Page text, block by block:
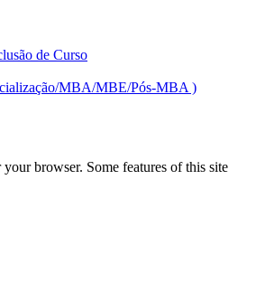
de Curso
MBA/MBE/Pós-MBA )
browser. Some features of this site